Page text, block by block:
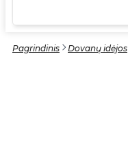
Pagrindinis Dovanų idėjos